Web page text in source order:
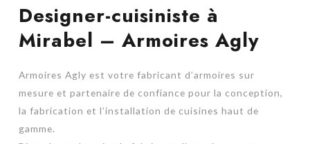
Designer-cuisiniste à
Mirabel – Armoires Agly
Armoires Agly est votre fabricant d’armoires sur
mesure et partenaire de confiance pour la conception,
la fabrication et l’installation de cuisines haut de
gamme.